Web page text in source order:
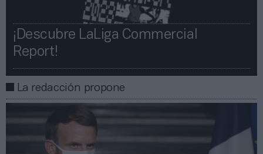
¡Descubre LaLiga Commercial
Report!​​
La redacción propone